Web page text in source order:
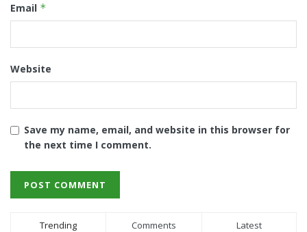
Email *
Website
Save my name, email, and website in this browser for
the next time I comment.
Trending Comments Latest